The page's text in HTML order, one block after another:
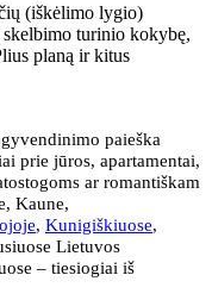
(iškėlimo lygio)
turinio kokybę,
planą ir kitus
paieška
prie jūros, apartamentai,
ar romantiškam
Kaune,
, Kunigiškiuose,
Lietuvos
– tiesiogiai iš